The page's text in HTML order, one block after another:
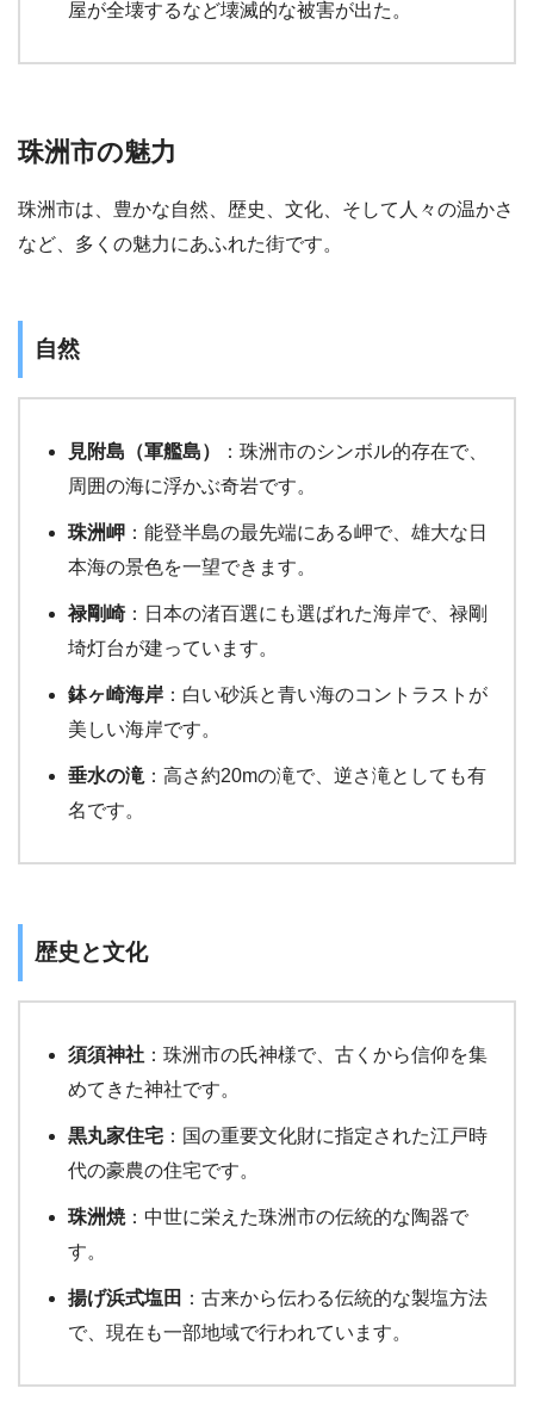
屋が全壊するなど壊滅的な被害が出た。
珠洲市の魅力
珠洲市は、豊かな自然、歴史、文化、そして人々の温かさ
など、多くの魅力にあふれた街です。
自然
見附島（軍艦島）
：珠洲市のシンボル的存在で、
周囲の海に浮かぶ奇岩です。
珠洲岬 ：能登半島の最先端にある岬で、雄大な日
本海の景色を一望できます。
禄剛崎：日本の渚百選にも選ばれた海岸で、禄剛
埼灯台が建っています。
鉢ヶ崎海岸 ：白い砂浜と青い海のコントラストが
美しい海岸です。
垂水の滝 ：高さ約20mの滝で、逆さ滝としても有
名です。
歴史と文化
須須神社 ：珠洲市の氏神様で、古くから信仰を集
めてきた神社です。
黒丸家住宅 ：国の重要文化財に指定された江戸時
代の豪農の住宅です。
珠洲焼 ：中世に栄えた珠洲市の伝統的な陶器で
す。
揚げ浜式塩田 ：古来から伝わる伝統的な製塩方法
で、現在も一部地域で行われています。